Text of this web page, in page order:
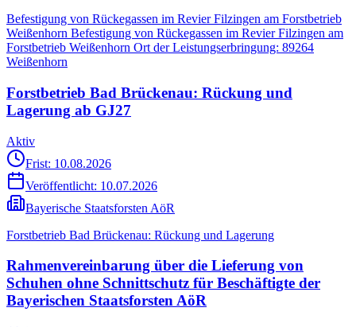
Befestigung von Rückegassen im Revier Filzingen am Forstbetrieb
Weißenhorn Befestigung von Rückegassen im Revier Filzingen am
Forstbetrieb Weißenhorn Ort der Leistungserbringung: 89264
Weißenhorn
Forstbetrieb Bad Brückenau: Rückung und
Lagerung ab GJ27
Aktiv
Frist: 10.08.2026
Veröffentlicht: 10.07.2026
Bayerische Staatsforsten AöR
Forstbetrieb Bad Brückenau: Rückung und Lagerung
Rahmenvereinbarung über die Lieferung von
Schuhen ohne Schnittschutz für Beschäftigte der
Bayerischen Staatsforsten AöR